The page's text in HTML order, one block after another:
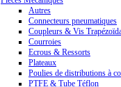
Autres
Connecteurs pneumatiques
Coupleurs & Vis
Courroies
Ecrous & Ressorts
Plateaux
Poulies de distributions à
PTFE & Tube Téflon